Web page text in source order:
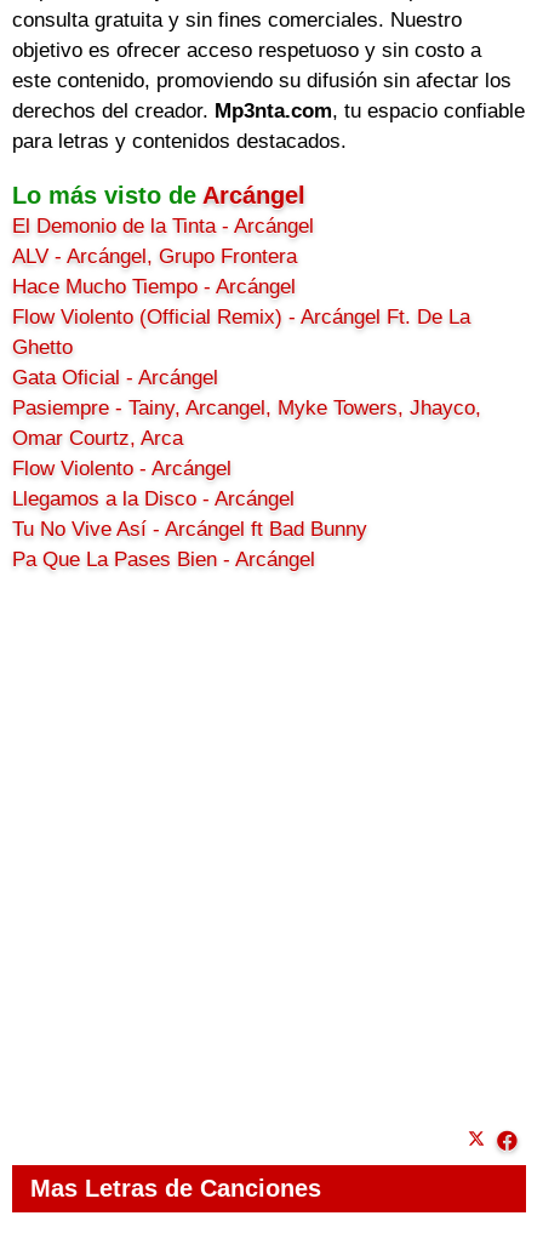
consulta gratuita y sin fines comerciales. Nuestro
objetivo es ofrecer acceso respetuoso y sin costo a
este contenido, promoviendo su difusión sin afectar los
derechos del creador. Mp3nta.com, tu espacio confiable
para letras y contenidos destacados.
Lo más visto de Arcángel
El Demonio de la Tinta - Arcángel
ALV - Arcángel, Grupo Frontera
Hace Mucho Tiempo - Arcángel
Flow Violento (Official Remix) - Arcángel Ft. De La
Ghetto
Gata Oficial - Arcángel
Pasiempre - Tainy, Arcangel, Myke Towers, Jhayco,
Omar Courtz, Arca
Flow Violento - Arcángel
Llegamos a la Disco - Arcángel
Tu No Vive Así - Arcángel ft Bad Bunny
Pa Que La Pases Bien - Arcángel
Mas Letras de Canciones